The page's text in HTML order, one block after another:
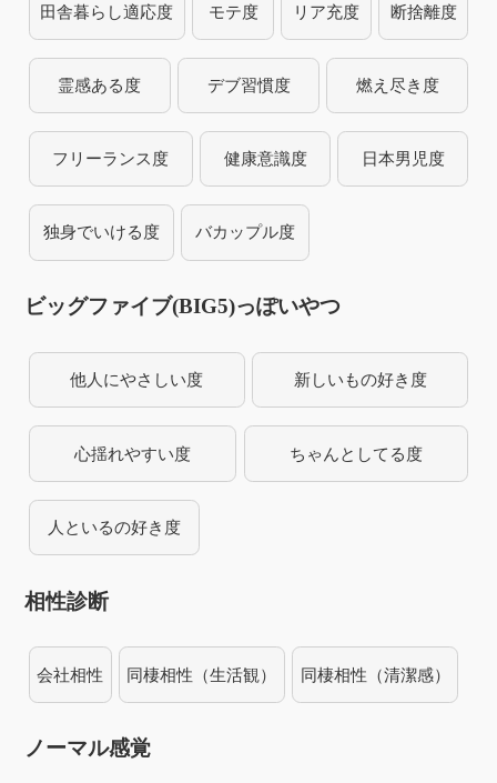
田舎暮らし適応度 モテ度 リア充度 断捨離度
霊感ある度 デブ習慣度 燃え尽き度
フリーランス度 健康意識度 日本男児度
独身でいける度 バカップル度
ビッグファイブ(BIG5)っぽいやつ
他人にやさしい度 新しいもの好き度
心揺れやすい度 ちゃんとしてる度
人といるの好き度
相性診断
会社相性 同棲相性（生活観） 同棲相性（清潔感）
ノーマル感覚